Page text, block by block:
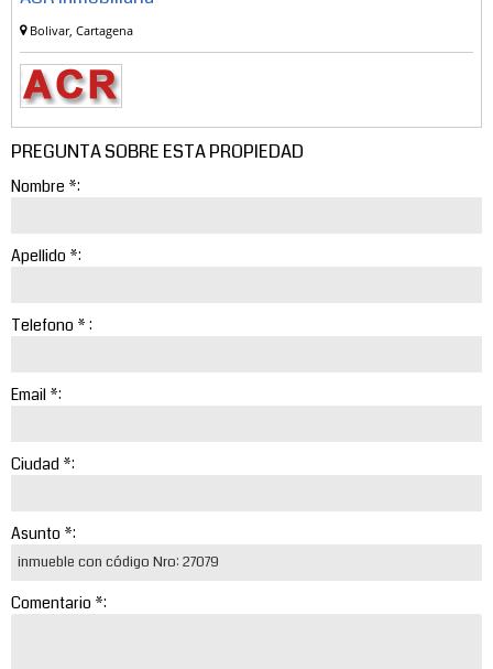
Bolivar, Cartagena
PREGUNTA SOBRE ESTA PROPIEDAD
Nombre *:
Apellido *:
Telefono * :
Email *:
Ciudad *:
Asunto *:
Comentario *: